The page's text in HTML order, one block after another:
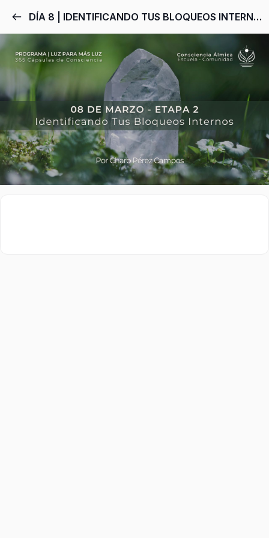
DÍA 8 | IDENTIFICANDO TUS BLOQUEOS INTERNOS